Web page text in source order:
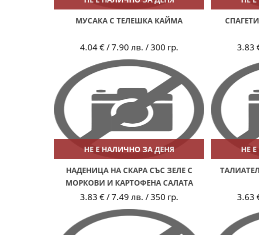
МУСАКА С ТЕЛЕШКА КАЙМА
4.04 € / 7.90 лв. / 300 гр. 3.83
НЕ Е НАЛИЧНО ЗА ДЕНЯ
НАДЕНИЦА НА СКАРА СЪС ЗЕЛЕ С
МОРКОВИ И КАРТОФЕНА САЛАТА
3.83 € / 7.49 лв. / 350 гр.
НЕ
3.63